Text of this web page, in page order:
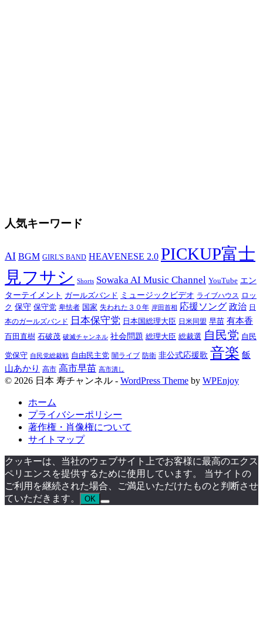
人気キーワード
AI BGM GIRL'S BAND HEAVENESE 2.0 PICKUP富士
見フサシ Shorts Sowaka AI Music Channel YouTube エン
ターテイメント ガールズバンド ミュージックビデオ ライブハウス ロッ
ク 保守 保守党 卑怯者 国家 失われた３０年 岸田首相 応援ソング 政治 日
本のガールズバンド
日本保守党 日本国総理大臣 日米同盟 早苗 有本香
百田直樹 石破茂 破滅チャンネル 社会問題 総理大臣 総裁選 自民党 自民
党保守 自民党総裁戦 自由民主党 闇ライブ 防衛 非公式応援歌 音楽 飯
山あかり 高市 高市早苗 高市潰し
© 2026 日本 寿チャンネル - WordPress Theme by WPEnjoy
ホーム
プライバシーポリシー
著作権・肖像権について
サイトマップ
クッキーは、当社のウェブサイト上でお客様に最高のエクス
ペリエンスを提供するために使用しています。 当サイトの
ご利用を継続された場合、ご満足いただけたものと判断させ
ていただきます。
OK